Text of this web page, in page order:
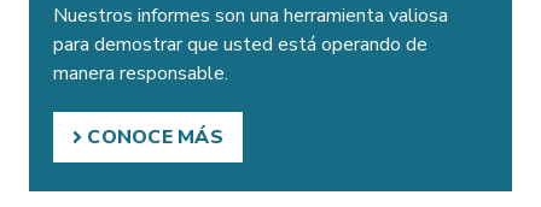
Nuestros informes son una herramienta valiosa
para demostrar que usted está operando de
manera responsable.
CONOCE MÁS